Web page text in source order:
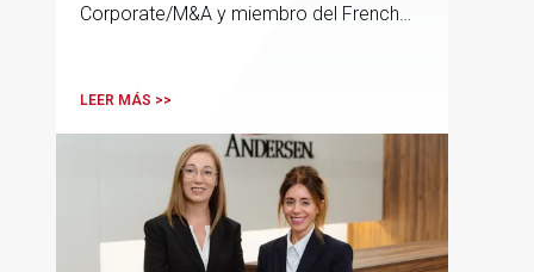
Corporate/M&A y miembro del French
españolas que combinan los sectores
LEER MÁS >>